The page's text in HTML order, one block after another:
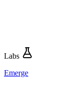
Labs
Emerge